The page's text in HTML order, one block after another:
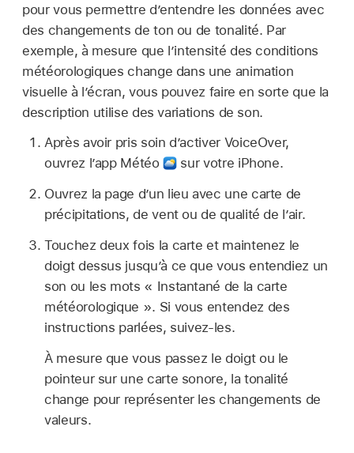
pour vous permettre d’entendre les données avec
des changements de ton ou de tonalité. Par
exemple, à mesure que l’intensité des conditions
météorologiques change dans une animation
visuelle à l’écran, vous pouvez faire en sorte que la
description utilise des variations de son.
Après avoir pris soin d’activer VoiceOver,
ouvrez l’app Météo
sur votre iPhone.
Ouvrez la page d’un lieu avec une carte de
précipitations, de vent ou de qualité de l’air.
Touchez deux fois la carte et maintenez le
doigt dessus jusqu’à ce que vous entendiez un
son ou les mots « Instantané de la carte
météorologique ». Si vous entendez des
instructions parlées, suivez-les.
À mesure que vous passez le doigt ou le
pointeur sur une carte sonore, la tonalité
change pour représenter les changements de
valeurs.